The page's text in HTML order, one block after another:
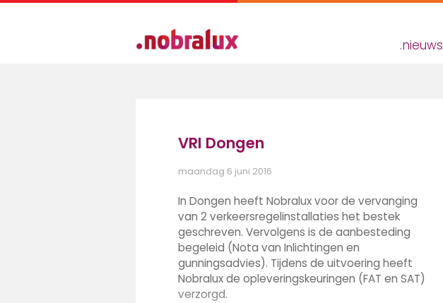
nieuws
VRI Dongen
maandag 6 juni 2016
In Dongen heeft Nobralux voor de vervanging
van 2 verkeersregelinstallaties het bestek
geschreven. Vervolgens is de aanbesteding
begeleid (Nota van Inlichtingen en
gunningsadvies). Tijdens de uitvoering heeft
Nobralux de opleveringskeuringen (FAT en SAT)
verzorgd.